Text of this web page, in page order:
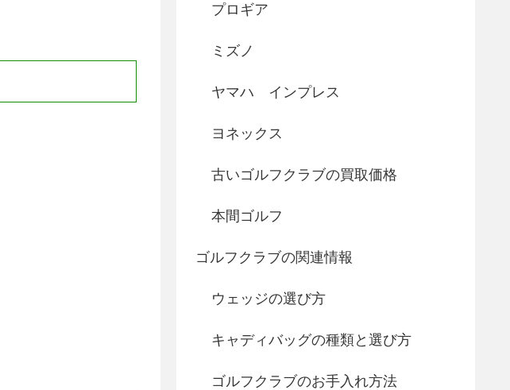
プロギア
ミズノ
ヤマハ インプレス
ヨネックス
古いゴルフクラブの買取価格
本間ゴルフ
ゴルフクラブの関連情報
ウェッジの選び方
キャディバッグの種類と選び方
ゴルフクラブのお手入れ方法